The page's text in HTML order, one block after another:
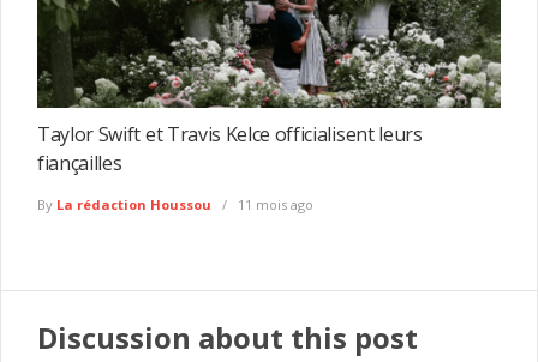
Taylor Swift et Travis Kelce officialisent leurs
fiançailles
By La rédaction Houssou 11 mois ago
Discussion about this post